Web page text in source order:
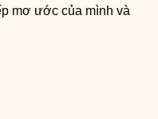
mơ ước của mình và